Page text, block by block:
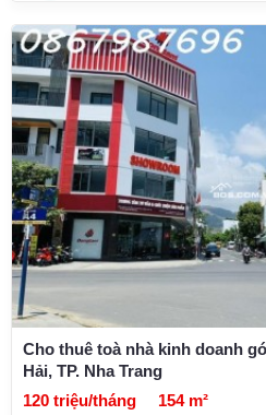
Cho thuê toà nhà kinh doanh
Hải, TP. Nha Trang
120 triệu/tháng
154 m²